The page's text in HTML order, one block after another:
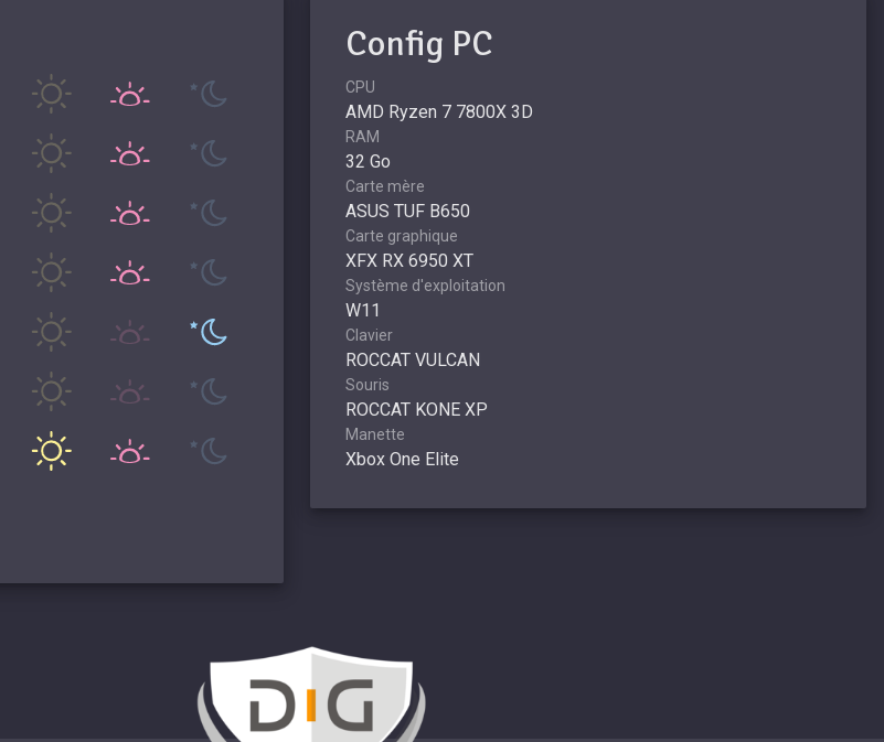
Config PC
CPU
AMD Ryzen 7 7800X 3D
RAM
32 Go
Carte mère
ASUS TUF B650
Carte graphique
XFX RX 6950 XT
Système d'exploitation
W11
Clavier
ROCCAT VULCAN
Souris
ROCCAT KONE XP
Manette
Xbox One Elite